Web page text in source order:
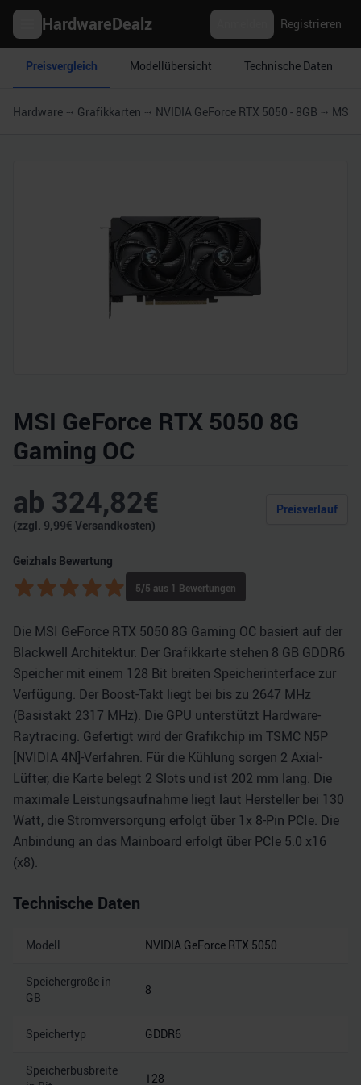
HardwareDealz Registrieren
Preisvergleich Modellübersicht Technische Daten
Hardware Grafikkarten NVIDIA GeForce RTX 5050 - 8GB MSI
MSI GeForce RTX 5050 8G
Gaming OC
ab 324,82€
(zzgl. 9,99€ Versandkosten)
Preisverlauf
Geizhals Bewertung
5/5 aus 1 Bewertungen
Die MSI GeForce RTX 5050 8G Gaming OC basiert auf der
Blackwell Architektur. Der Grafikkarte stehen 8 GB GDDR6
Speicher mit einem 128 Bit breiten Speicherinterface zur
Verfügung. Der Boost-Takt liegt bei bis zu 2647 MHz
(Basistakt 2317 MHz). Die GPU unterstützt Hardware-
Raytracing. Gefertigt wird der Grafikchip im TSMC N5P
[NVIDIA 4N]-Verfahren. Für die Kühlung sorgen 2 Axial-
Lüfter, die Karte belegt 2 Slots und ist 202 mm lang. Die
maximale Leistungsaufnahme liegt laut Hersteller bei 130
Watt, die Stromversorgung erfolgt über 1x 8-Pin PCIe. Die
Anbindung an das Mainboard erfolgt über PCIe 5.0 x16
(x8).
Technische Daten
Modell NVIDIA GeForce RTX 5050
Speichergröße in
GB
8
Speichertyp GDDR6
Speicherbusbreite
128